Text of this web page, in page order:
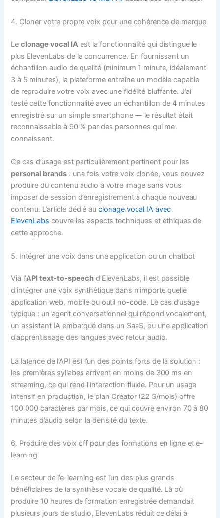
4. Cloner votre propre voix pour une cohérence de marque
Leclonage vocal IA est la fonctionnalité qui distingue le
plus ElevenLabs de la concurrence. En fournissant un
échantillon audio de qualité (minimum 1 minute, idéalement
3 à 5 minutes), la plateforme entraîne un modèle capable
de reproduire votre voix avec une fidélité bluffante. J’ai
testé cette fonctionnalité avec un échantillon de 4 minutes
enregistré sur un simple smartphone — le résultat était
reconnaissable à 90 % par des personnes qui me
connaissent.
Ce cas d’usage est particulièrement pertinent pour les
personal brands : une fois votre voix clonée, vous pouvez
produire du contenu audio à votre image sans vous
imposer de session d’enregistrement à chaque nouveau
contenu. L’article dédié auclonage vocal IA avec
ElevenLabs couvre les aspects techniques et éthiques de
cette approche.
5. Intégrer une voix dans une application ou un chatbot
Via l’API text-to-speech d’ElevenLabs, il est possible
d’intégrer une voix synthétique dans n’importe quelle
application web, mobile ou outil no-code. Le cas d’usage
typique : un agent conversationnel qui répond vocalement,
un assistant IA embarqué dans un SaaS, ou une application
d’apprentissage des langues avec retour audio.
La latence de l’API est l’un des points forts de la solution :
les premières syllabes arrivent en moins de 300 ms en
streaming, ce qui rend l’interaction fluide. Pour un usage
intensif en production, le plan Creator (22 $/mois) offre
100 000 caractères par mois, ce qui couvre environ 70 à 80
minutes d’audio selon la densité du texte.
6. Produire des voix off pour des formations en ligne et e-
learning
Le secteur de l’e-learning est l’un des plus grands
bénéficiaires de la synthèse vocale de qualité. Là où
produire 10 heures de formation enregistrée demandait
plusieurs jours de studio, ElevenLabs réduit ce délai à